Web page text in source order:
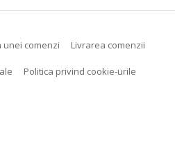
unei comenzi Livrarea comenzii
Politica privind cookie-urile